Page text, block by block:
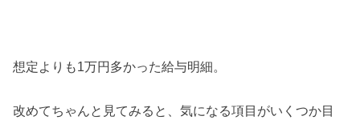
想定よりも1万円多かった給与明細。
改めてちゃんと見てみると、気になる項目がいくつか目